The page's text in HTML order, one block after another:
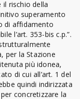
il rischio della
superamento
di affidamento
l’art. 353-bis c.p.”.
per la Stazione
più idonea,
di cui all’art. 1 del
quindi indirizzata
concretizzare la